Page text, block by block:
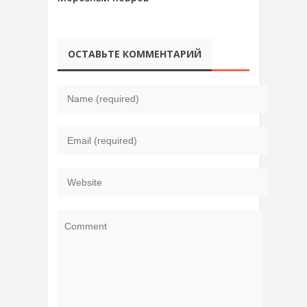
ОСТАВЬТЕ КОММЕНТАРИЙ